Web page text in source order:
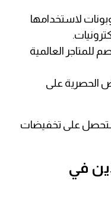
لاستخدامها
للمتاجر العالمية
الحصرية على
على تخفيضات
في